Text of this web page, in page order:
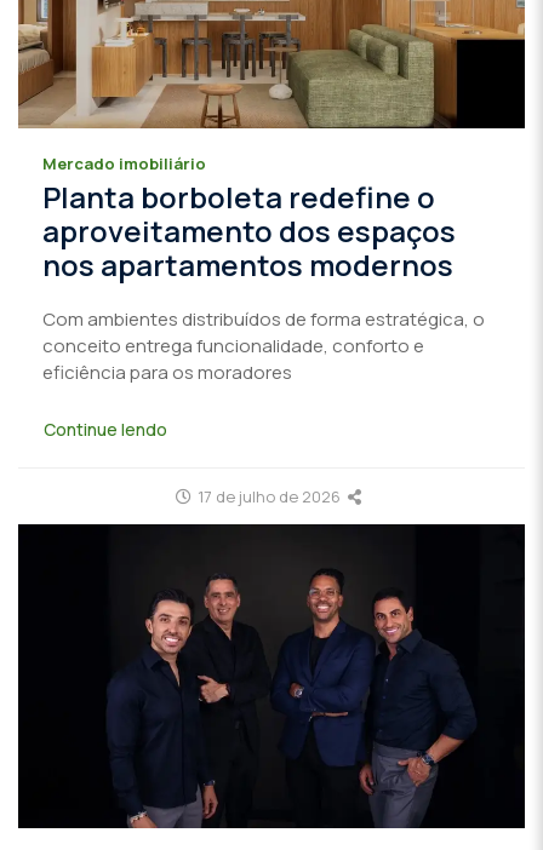
Mercado imobiliário
Planta borboleta redefine o
aproveitamento dos espaços
nos apartamentos modernos
Com ambientes distribuídos de forma estratégica, o
conceito entrega funcionalidade, conforto e
eficiência para os moradores
Continue lendo
17 de julho de 2026